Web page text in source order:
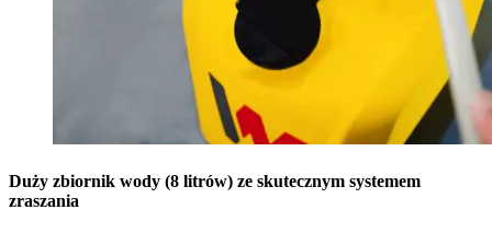
Duży zbiornik wody (8 litrów) ze skutecznym systemem
zraszania